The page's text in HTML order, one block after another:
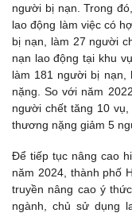
người bị nạn. Trong
lao động làm việc có
bị nạn, làm 27 người
nạn lao động tại khu
làm 181 người bị
nặng. So với năm
người chết tăng 10
thương nặng giảm 5
Để tiếp tục nâng cao
năm 2024, thành phố
truyền nâng cao ý
ngành, chủ sử dụng